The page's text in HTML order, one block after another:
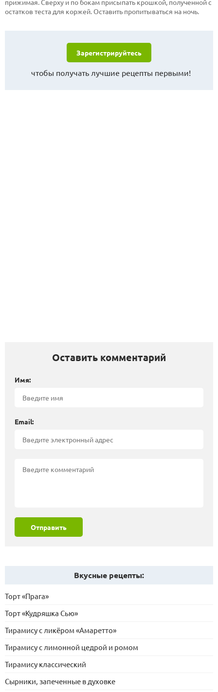
прижимая. Сверху и по бокам присыпать крошкой, полученной с
остатков теста для коржей. Оставить пропитываться на ночь.
Зарегистрируйтесь
чтобы получать лучшие рецепты первыми!
Оставить комментарий
Имя:
Email:
Отправить
Вкусные рецепты:
Торт «Прага»
Торт «Кудряшка Сью»
Тирамису с ликёром «Амаретто»
Тирамису с лимонной цедрой и ромом
Тирамису классический
Сырники, запеченные в духовке